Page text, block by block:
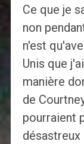
Ce que je
non
n'est
Unis que
manière
de
pourraient
désastreux